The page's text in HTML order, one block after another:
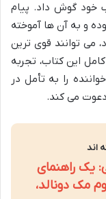
خود گوش داد. پیام
و به آن ها آموخته
می توانند قوی ترین
این کتاب، تجربه
را به تأمل در
دعوت می کند.
اند
یک راهنمای
مک دونالد،